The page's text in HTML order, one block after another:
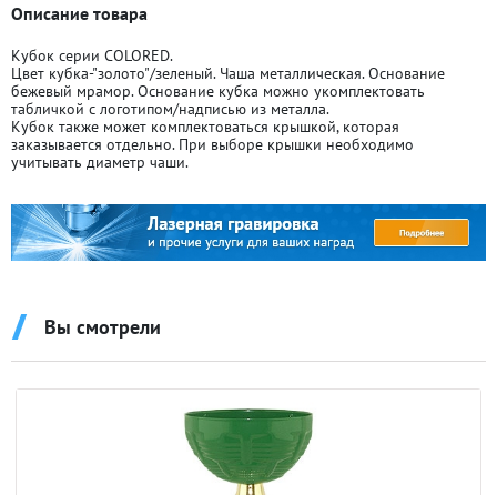
Описание товара
Кубок серии COLORED.
Цвет кубка-"золото"/зеленый. Чаша металлическая. Основание
бежевый мрамор. Основание кубка можно укомплектовать
табличкой с логотипом/надписью из металла.
Кубок также может комплектоваться крышкой, которая
заказывается отдельно. При выборе крышки необходимо
учитывать диаметр чаши.
Вы смотрели